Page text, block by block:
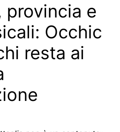
provincia e
Occhic
resta ai